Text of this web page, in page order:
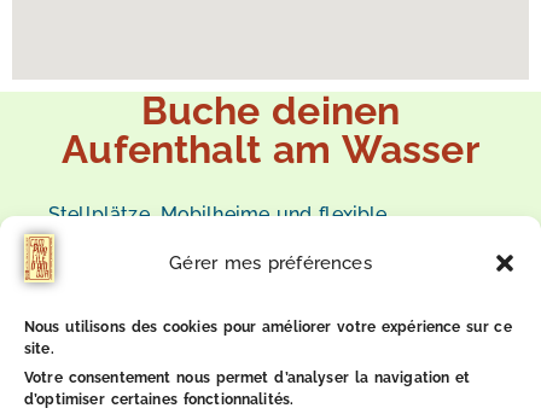
Gérer mes préférences
Nous utilisons des cookies pour améliorer votre expérience sur ce
site.
Votre consentement nous permet d’analyser la navigation et
d’optimiser certaines fonctionnalités.
Buche deinen
Aufenthalt am Wasser
Stellplätze, Mobilheime und flexible
Unterbringung für einen Zwischenstopp oder
einen Naturaufenthalt in der Yonne.